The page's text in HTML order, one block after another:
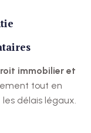
immobilier et
tout en
délais légaux.